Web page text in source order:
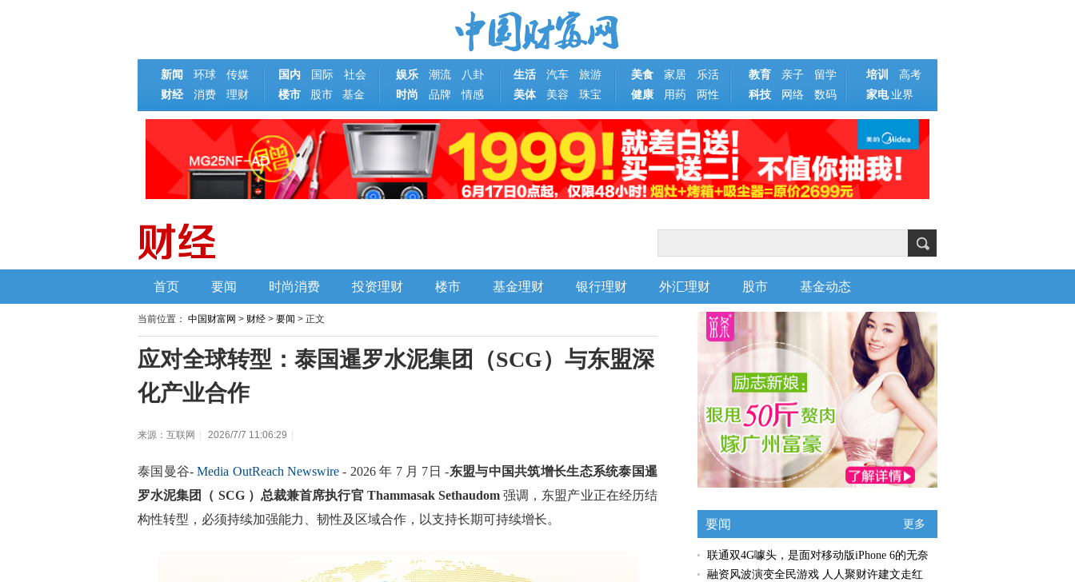
新闻 环球 传媒 国内 国际 社会 娱乐 潮流 八卦 生活 汽车 旅游 美食 家居 乐活 教育 亲子 留学 培训
高考
财经
消费 理财 楼市 股市 基金 时尚 品牌 情感 美体 美容 珠宝 健康 用药 两性 科技 网络 数码 家电 业界
首页 要闻 时尚消费 投资理财 楼市 基金理财 银行理财 外汇理财 股市 基金动态
当前位置： 中国财富网 > 财经 > 要闻 > 正文
应对全球转型：泰国暹罗水泥集团（SCG）与东盟深
化产业合作
来源：互联网 2026/7/7 11:06:29
泰国曼谷-Media OutReach Newswire - 2026 年 7 月 7日 -东盟与中国共筑增长生态系统泰国暹
罗水泥集团（ SCG ）总裁兼首席执行官 Thammasak Sethaudom强调，东盟产业正在经历结
构性转型，必须持续加强能力、韧性及区域合作，以支持长期可持续增长。
要闻 更多
联通双4G噱头，是面对移动版iPhone 6的无奈
融资风波演变全民游戏 人人聚财许建文走红